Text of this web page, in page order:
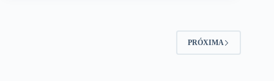
PRÓXIMA